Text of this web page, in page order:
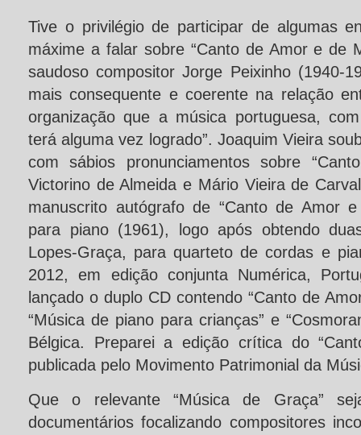
Tive o privilégio de participar de algumas
máxime a falar sobre “Canto de Amor e de
saudoso compositor Jorge Peixinho (1940-
mais consequente e coerente na relação
organização que a música portuguesa,
terá alguma vez logrado”. Joaquim Vieira
com sábios pronunciamentos sobre
Victorino de Almeida e Mário Vieira de
manuscrito autógrafo de “Canto de Amor
para piano (1961), logo após obtendo
Lopes-Graça, para quarteto de cordas e
2012, em edição conjunta Numérica,
lançado o duplo CD contendo “Canto de
“Música de piano para crianças” e
Bélgica. Preparei a edição crítica do
publicada pelo Movimento Patrimonial da
Que o relevante “Música de Graça”
documentários focalizando compositores